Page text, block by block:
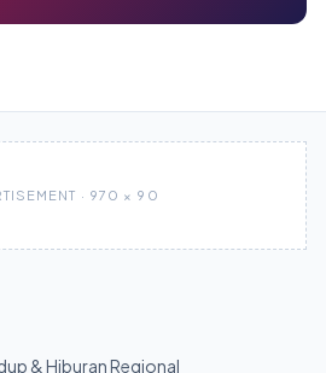
· 970 × 90
& Hiburan Regional